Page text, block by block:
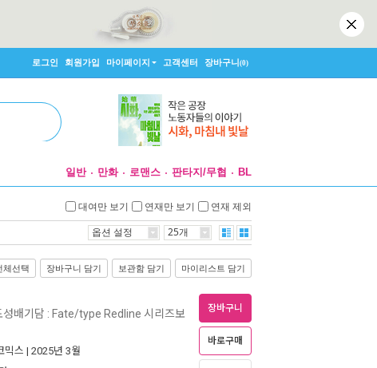
로그인 회원가입 마이페이지 고객센터 장바구니(0)
일반 만화 로맨스 판타지/무협 BL
대여만 보기 연재만 보기 연재 제외
옵션 설정 25개
체선택 장바구니 담기 보관함 담기 마이리스트 담기
성배기담 : Fate/type Redline 시리즈보
믹스 | 2025년 3월
장바구니
바로구매